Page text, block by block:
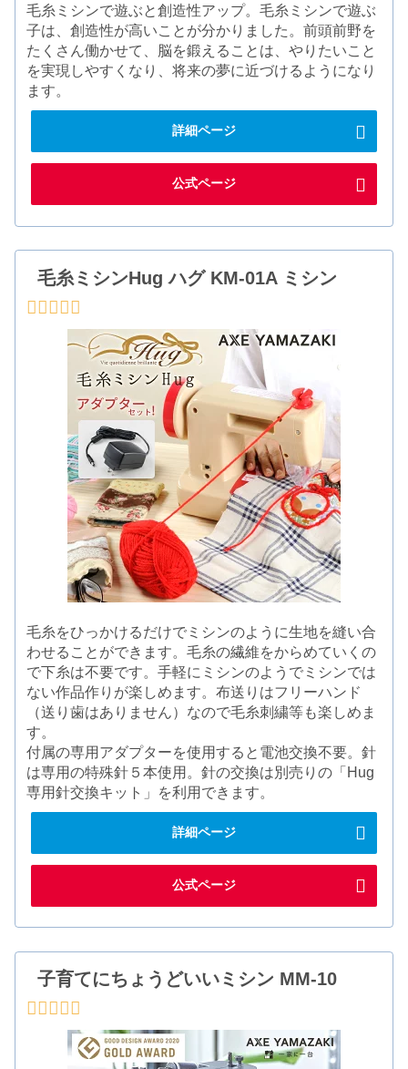
毛糸ミシンで遊ぶと創造性アップ。毛糸ミシンで遊ぶ
子は、創造性が高いことが分かりました。前頭前野を
たくさん働かせて、脳を鍛えることは、やりたいこと
を実現しやすくなり、将来の夢に近づけるようになり
ます。
詳細ページ
公式ページ
毛糸ミシンHug ハグ KM-01A ミシン
毛糸をひっかけるだけでミシンのように生地を縫い合
わせることができます。毛糸の繊維をからめていくの
で下糸は不要です。手軽にミシンのようでミシンでは
ない作品作りが楽しめます。布送りはフリーハンド
（送り歯はありません）なので毛糸刺繍等も楽しめま
す。
付属の専用アダプターを使用すると電池交換不要。針
は専用の特殊針５本使用。針の交換は別売りの「Hug
専用針交換キット」を利用できます。
詳細ページ
公式ページ
子育てにちょうどいいミシン MM-10